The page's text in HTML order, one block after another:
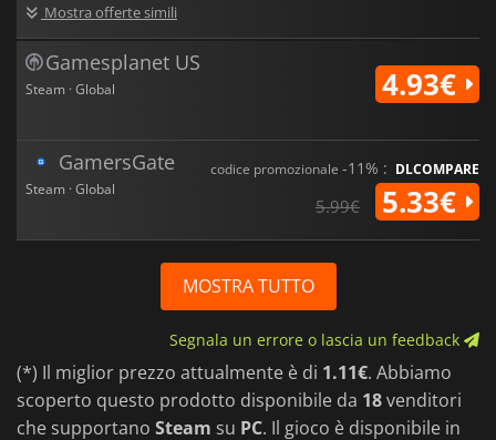
Mostra offerte simili
Gamesplanet US
Steam · Global 4.93€
GamersGate
Steam · Global
codice promozionale -11% : DLCOMPARE
5.99€ 5.33€
MOSTRA TUTTO
Segnala un errore o lascia un feedback
(*) Il miglior prezzo attualmente è di 1.11€. Abbiamo
scoperto questo prodotto disponibile da 18venditori
che supportano Steam su PC. Il gioco è disponibile in